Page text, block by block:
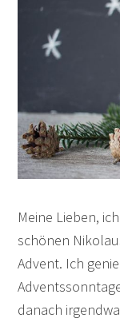
Meine Lieben,
schönen
Advent. Ich
danach